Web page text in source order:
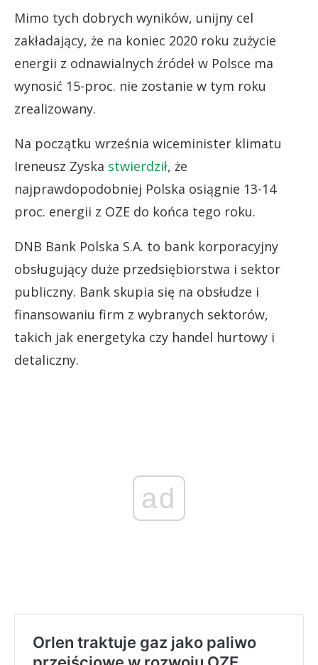
Mimo tych dobrych wyników, unijny cel
zakładający, że na koniec 2020 roku zużycie
energii z odnawialnych źródeł w Polsce ma
wynosić 15-proc. nie zostanie w tym roku
zrealizowany.
Na początku września wiceminister klimatu
Ireneusz Zyska stwierdził, że
najprawdopodobniej Polska osiągnie 13-14
proc. energii z OZE do końca tego roku.
DNB Bank Polska S.A. to bank korporacyjny
obsługujący duże przedsiębiorstwa i sektor
publiczny. Bank skupia się na obsłudze i
finansowaniu firm z wybranych sektorów,
takich jak energetyka czy handel hurtowy i
detaliczny.
ad